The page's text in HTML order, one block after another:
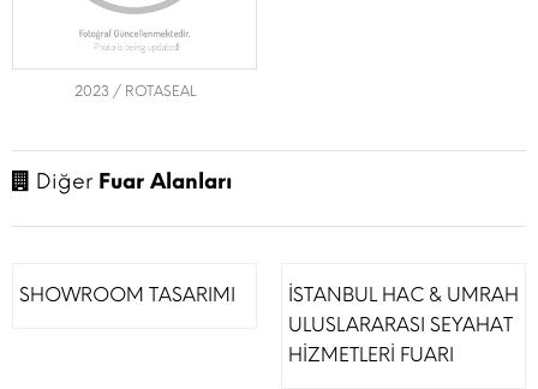
2023 / ROTASEAL
Diğer Fuar Alanları
SHOWROOM TASARIMI
İSTANBUL HAC & UMRAH
ULUSLARARASI SEYAHAT
HİZMETLERİ FUARI